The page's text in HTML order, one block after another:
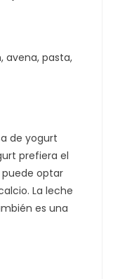
avena, pasta,
de yogurt
prefiera el
optar
La leche
es una